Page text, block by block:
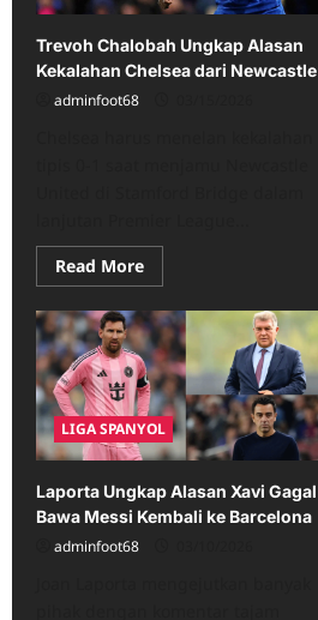
Gratis
&
Berhadiah!
Trevoh Chalobah Ungkap Alasan
Kekalahan Chelsea dari Newcastle
adminfoot68
Read MoreRead
more
Trevoh
Chalobah
Ungkap
Alasan
Kekalahan
Chelsea
dari
Newcastle
LIGA SPANYOL
Laporta Ungkap Alasan Xavi Gagal
Bawa Messi Kembali ke Barcelona
adminfoot68